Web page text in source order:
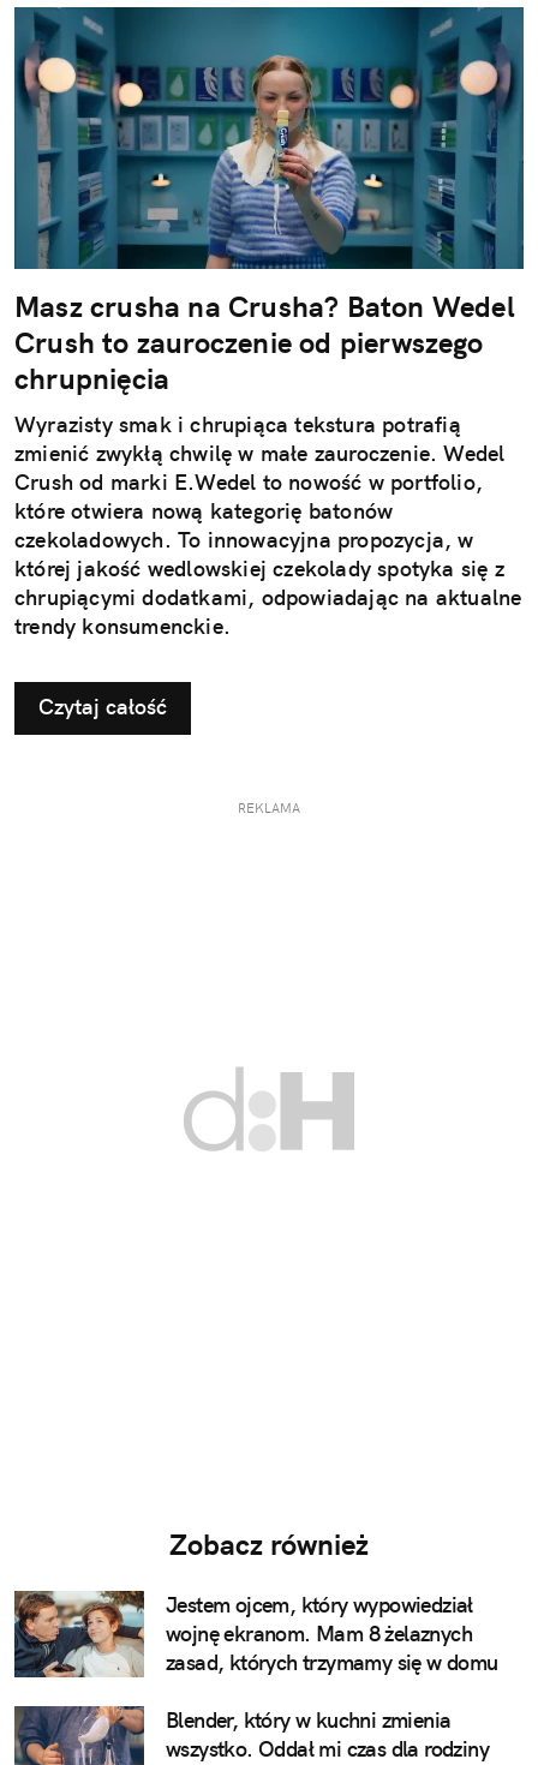
Masz crusha na Crusha? Baton Wedel
Crush to zauroczenie od pierwszego
chrupnięcia
Wyrazisty smak i chrupiąca tekstura potrafią
zmienić zwykłą chwilę w małe zauroczenie. Wedel
Crush od marki E.Wedel to nowość w portfolio,
które otwiera nową kategorię batonów
czekoladowych. To innowacyjna propozycja, w
której jakość wedlowskiej czekolady spotyka się z
chrupiącymi dodatkami, odpowiadając na aktualne
trendy konsumenckie.
Czytaj całość
REKLAMA
Zobacz również
Jestem ojcem, który wypowiedział
wojnę ekranom. Mam 8 żelaznych
zasad, których trzymamy się w domu
Blender, który w kuchni zmienia
wszystko. Oddał mi czas dla rodziny